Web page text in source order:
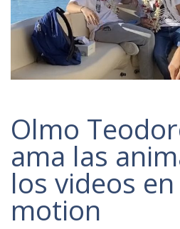
Read more
Olmo
ama las
los videos
motion